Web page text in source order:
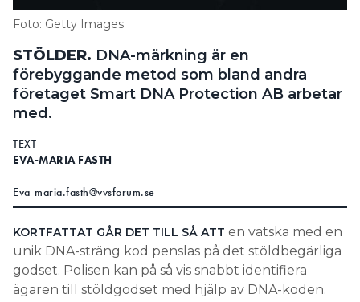
Information om GDPR
Search for:
SEARCH
Foto: Getty Images
STÖLDER. DNA-märkning är en
förebyggande metod som bland andra
företaget Smart DNA Protection AB arbetar
med.
TEXT
EVA-MARIA FASTH
Eva-maria.fasth@vvsforum.se
KORTFATTAT GÅR DET TILL SÅ ATT en vätska med en
unik DNA-sträng kod penslas på det stöldbegärliga
godset. Polisen kan på så vis snabbt identifiera
ägaren till stöldgodset med hjälp av DNA-koden.